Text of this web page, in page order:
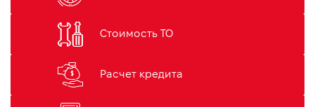
Стоимость ТО
Расчет кредита